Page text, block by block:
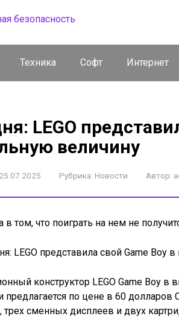
Техника Софт Интернет
LEGO
величину
25.07.2025 Рубрика: Новости Автор:
в том, что поиграть на нем не
конструктор LEGO Game Boy в
предлагается по цене в 60
трех сменных дисплеев и двух